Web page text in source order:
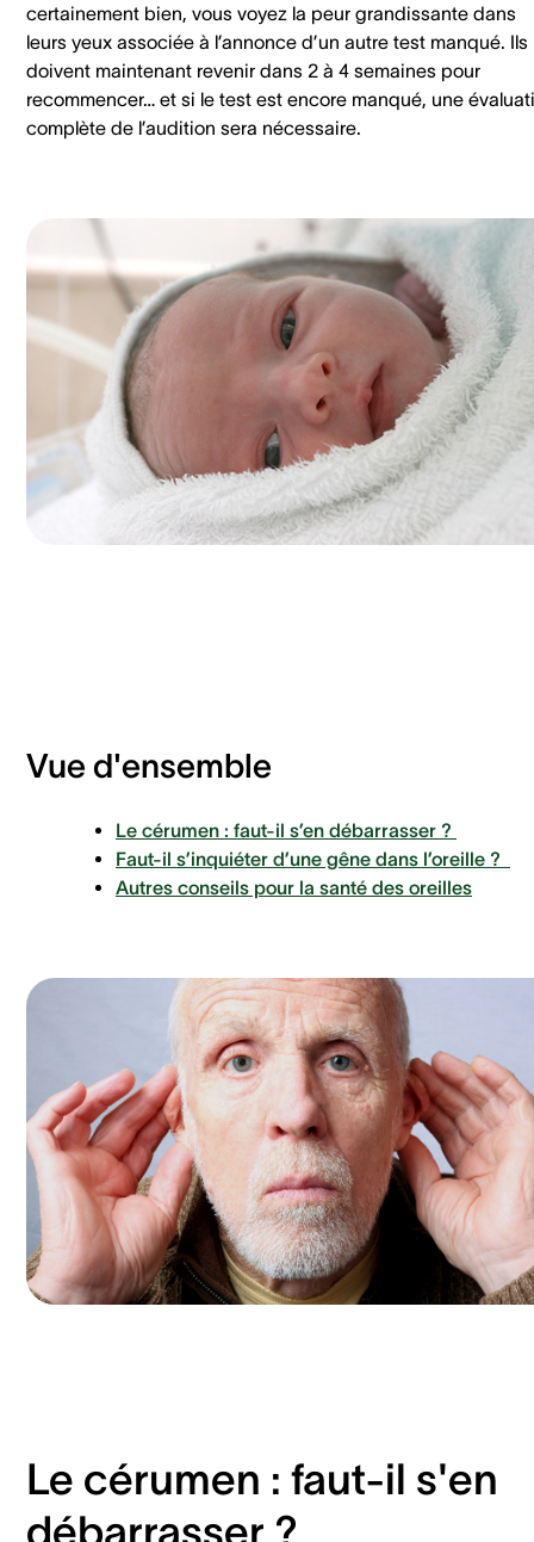
certainement bien, vous voyez la peur grandissante dans
leurs yeux associée à l’annonce d’un autre test manqué. Ils
doivent maintenant revenir dans 2 à 4 semaines pour
recommencer… et si le test est encore manqué, une
complète de l’audition sera nécessaire.
Vue d'ensemble
Le cérumen : faut-il s’en débarrasser ?
Faut-il s’inquiéter d’une gêne dans l’oreille ?
Autres conseils pour la santé des oreilles
Le cérumen : faut-il s'en
débarrasser ?